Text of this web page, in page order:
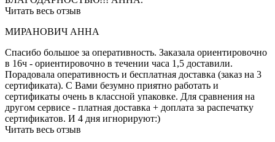
Читать весь отзыв
МИРАНОВИЧ АННА
Спасибо большое за оперативность. Заказала ориентировочно
в 16ч - ориентировочно в течении часа 1,5 доставили.
Порадовала оперативность и бесплатная доставка (заказ на 3
сертификата). С Вами безумно приятно работать и
сертификаты очень в классной упаковке. Для сравнения на
другом сервисе - платная доставка + доплата за распечатку
сертификатов. И 4 дня игнорируют:)
Читать весь отзыв